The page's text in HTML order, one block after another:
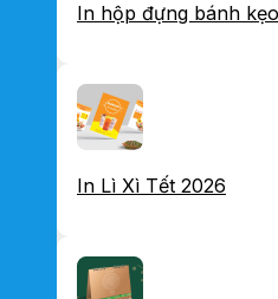
In hộp đựng bánh kẹo
In Lì Xì Tết 2026